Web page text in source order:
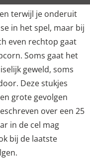
terwijl je onderuit
in het spel, maar bij
even rechtop gaat
Soms gaat het
geweld, soms
Deze stukjes
grote gevolgen
over een 25
in de cel mag
bij de laatste